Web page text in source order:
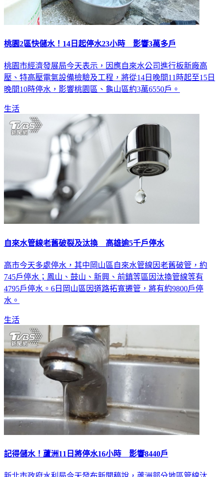
桃園2區快儲水！14日起停水23小時 影響3萬多戶
桃園市經濟發展局今天表示，因應自來水公司進行板新廠高
壓、特高壓電氣設備檢驗及工程，將從14日晚間11時起至15日
晚間10時停水，影響桃園區、龜山區約3萬6550戶。
生活
自來水管線老舊破裂及汰換 高雄逾5千戶停水
高市今天多處停水，其中岡山區自來水管線因老舊破管，約
745戶停水；鳳山、鼓山、新興、前鎮等區因汰換管線等有
4795戶停水。6日岡山區因道路拓寬遷管，將有約9800戶停
水。
生活
記得儲水！蘆洲11日將停水16小時 影響8440戶